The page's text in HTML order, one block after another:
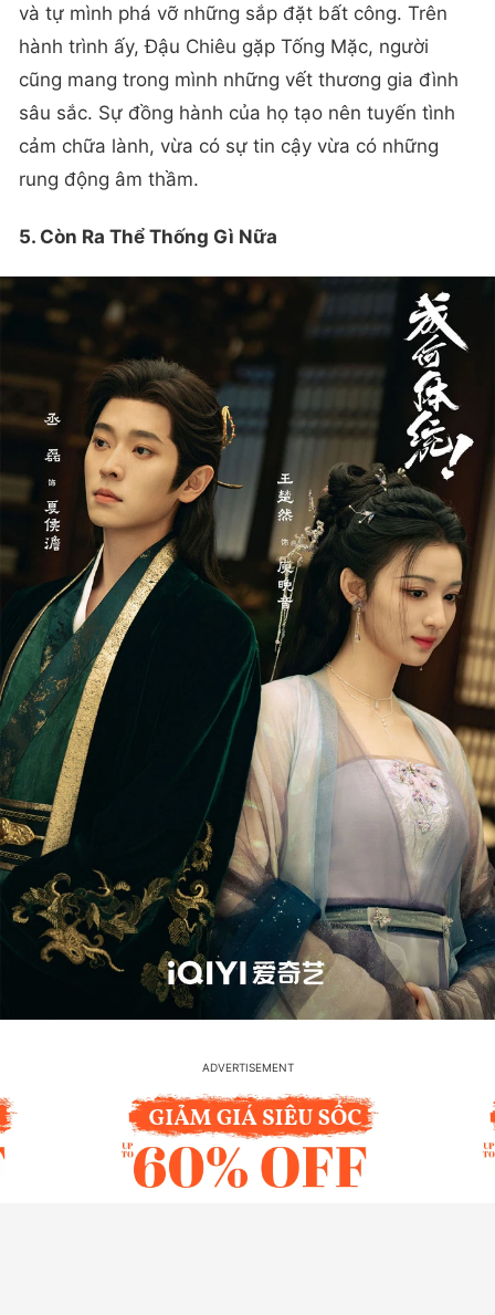
và tự mình phá vỡ những sắp đặt bất công. Trên
hành trình ấy, Đậu Chiêu gặp Tống Mặc, người
cũng mang trong mình những vết thương gia đình
sâu sắc. Sự đồng hành của họ tạo nên tuyến tình
cảm chữa lành, vừa có sự tin cậy vừa có những
rung động âm thầm.
5. Còn Ra Thể Thống Gì Nữa